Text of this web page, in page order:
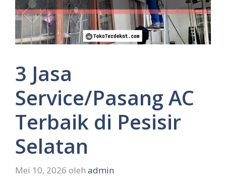
3 Jasa
Service/Pasang AC
Terbaik di Pesisir
Selatan
Mei 10, 2026 oleh admin